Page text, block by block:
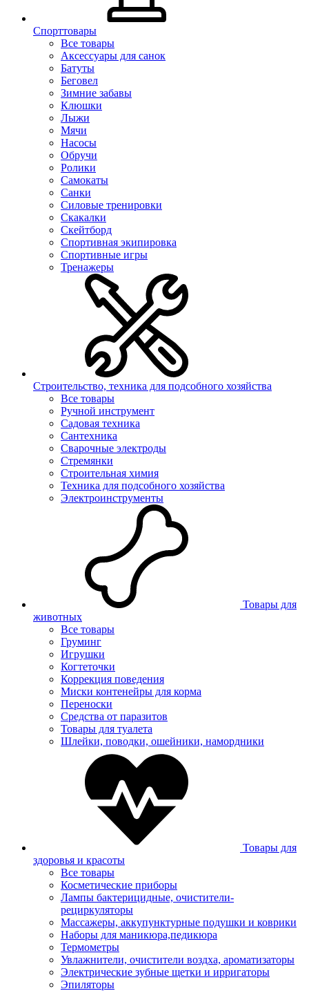
Спорттовары
Все товары
Аксессуары для санок
Батуты
Беговел
Зимние забавы
Клюшки
Лыжи
Мячи
Насосы
Обручи
Ролики
Самокаты
Санки
Силовые тренировки
Скакалки
Скейтборд
Спортивная экипировка
Спортивные игры
Тренажеры
Строительство, техника для подсобного хозяйства
Все товары
Ручной инструмент
Садовая техника
Сантехника
Сварочные электроды
Стремянки
Строительная химия
Техника для подсобного хозяйства
Электроинструменты
Товары для
животных
Все товары
Груминг
Игрушки
Когтеточки
Коррекция поведения
Миски контенейры для корма
Переноски
Средства от паразитов
Товары для туалета
Шлейки, поводки, ошейники, намордники
Товары для
здоровья и красоты
Все товары
Косметические приборы
Лампы бактерицидные, очистители-
рециркуляторы
Массажеры, аккупунктурные подушки и коврики
Наборы для маникюра,педикюра
Термометры
Увлажнители, очистители воздха, ароматизаторы
Электрические зубные щетки и ирригаторы
Эпиляторы